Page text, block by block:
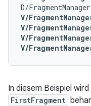
V/
V/
V/
V/
In diesem Beispiel
FirstFragment